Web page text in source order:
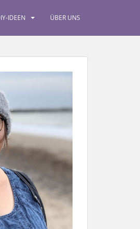
IDEEN ÜBER UNS